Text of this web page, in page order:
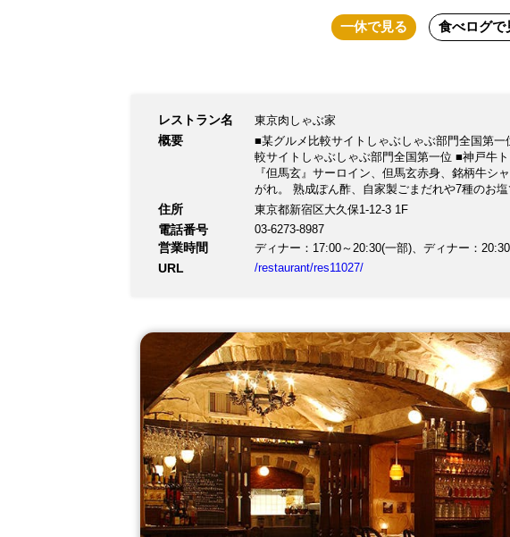
一休で見る 食べログで
レストラン名 東京肉しゃぶ家
概要
■某グルメ比較サイトしゃぶしゃぶ部門全国第
較サイトしゃぶしゃぶ部門全国第一位 ■神戸牛
『但馬玄』サーロイン、但馬玄赤身、銘柄牛
がれ。 熟成ぽん酢、自家製ごまだれや7種のお塩でどうぞ。 ◆コース ・東京
抜） ・但馬玄サーロイン、シャトーブリアン、特選牛タンしゃぶ
・オックステールの塩麹煮こみ ・テール 100%ス
住所 東京都新宿区大久保1-12-3 1F
電話番号 03-6273-8987
営業時間
URL /restaurant/res11027/